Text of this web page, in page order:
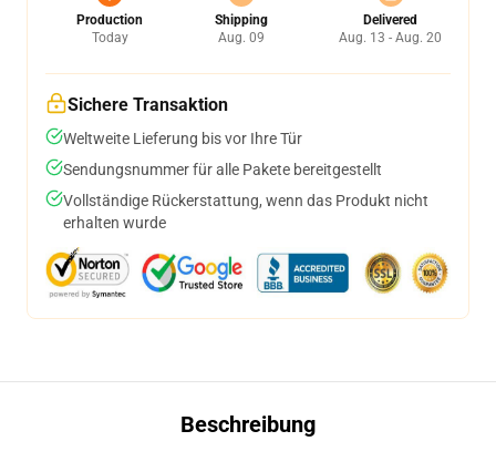
Production
Today
Shipping
Aug. 09
Delivered
Aug. 13 - Aug. 20
Sichere Transaktion
Weltweite Lieferung bis vor Ihre Tür
Sendungsnummer für alle Pakete bereitgestellt
Vollständige Rückerstattung, wenn das Produkt nicht
erhalten wurde
Beschreibung